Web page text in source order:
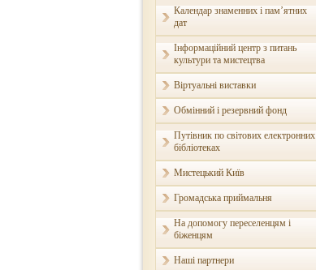
Календар знаменних і пам’ятних
дат
Інформаційний центр з питань
культури та мистецтва
Віртуальні виставки
Обмінний і резервний фонд
Путівник по світових електронних
бібліотеках
Мистецький Київ
Громадська приймальня
На допомогу переселенцям і
біженцям
Наші партнери